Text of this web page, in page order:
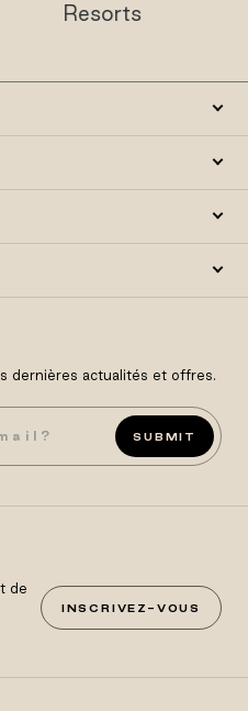
dernières actualités et offres.
SUBMIT
de
INSCRIVEZ-VOUS